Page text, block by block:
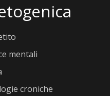
mentali
croniche